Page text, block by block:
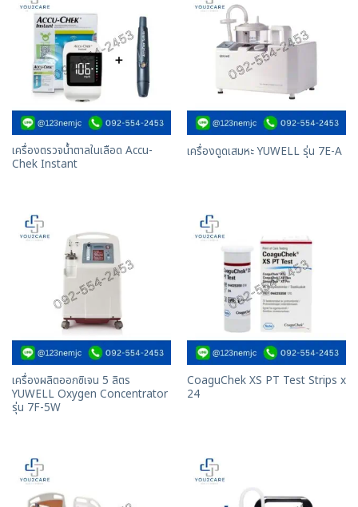
เครื่องตรวจน้ำตาลในเลือด Accu-
Chek Instant
เครื่องดูดเสมหะ YUWELL รุ่น 7E-A
เครื่องผลิตออกซิเจน 5 ลิตร
YUWELL Oxygen Concentrator
รุ่น 7F-5W
CoaguChek XS PT Test Strips x
24